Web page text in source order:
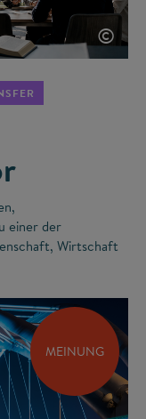
©
einer der
Wirtschaft
MEINUNG